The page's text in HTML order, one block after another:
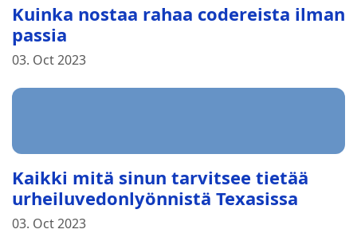
Kuinka nostaa rahaa codereista ilman
passia
03. Oct 2023
Kaikki mitä sinun tarvitsee tietää
urheiluvedonlyönnistä Texasissa
03. Oct 2023